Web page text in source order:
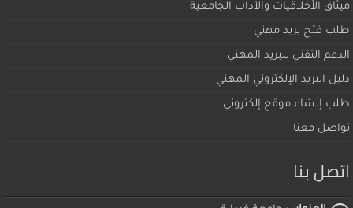
ميثاق اﻷخلاقيات والآداب الجامعية
طلب فتح بريد مهني
الدعم التقني للبريد المهني
دليل البريد الإلكتروني المهني
طلب إنشاء موقع إلكتروني
تواصل معنا
اتصل بنا